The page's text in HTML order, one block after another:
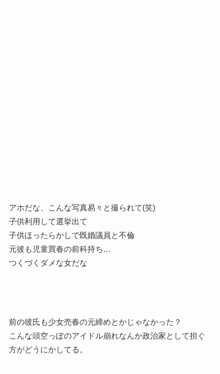
アホだな、こんな写真易々と撮られて(笑)
子供利用して選挙出て
子供ほったらかしで既婚議員と不倫
元彼も児童買春の前科持ち…
つくづくダメな女だな
前の彼氏も少女売春の元締めとかじゃなかった？
こんな頭空っぽのアイドル崩れなんか政治家として担ぐ
方がどうにかしてる。